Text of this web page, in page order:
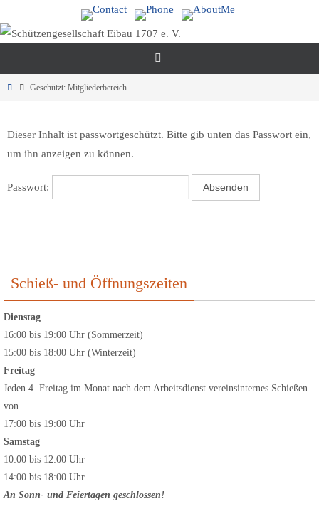
Inhalt
StartGeschützt: Mitgliederbereich
Dieser Inhalt ist passwortgeschützt. Bitte gib unten das Passwort ein,
um ihn anzeigen zu können.
Passwort:
Schieß- und Öffnungszeiten
Dienstag
16:00 bis 19:00 Uhr (Sommerzeit)
15:00 bis 18:00 Uhr (Winterzeit)
Freitag
Jeden 4. Freitag im Monat nach dem Arbeitsdienst vereinsinternes Schießen
von
17:00 bis 19:00 Uhr
Samstag
10:00 bis 12:00 Uhr
14:00 bis 18:00 Uhr
An Sonn- und Feiertagen geschlossen!